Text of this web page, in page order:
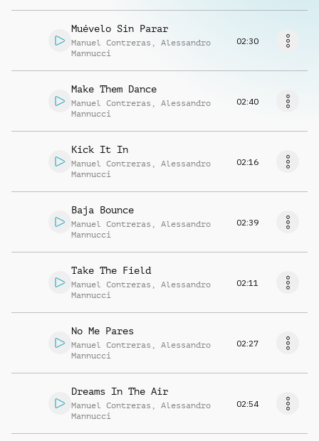
Muévelo Sin Parar
Manuel Contreras , Alessandro
Mannucci
02:30
Make Them Dance
Manuel Contreras , Alessandro
Mannucci
02:40
Kick It In
Manuel Contreras , Alessandro
Mannucci
02:16
Baja Bounce
Manuel Contreras , Alessandro
Mannucci
02:39
Take The Field
Manuel Contreras , Alessandro
Mannucci
02:11
No Me Pares
Manuel Contreras , Alessandro
Mannucci
02:27
Dreams In The Air
Manuel Contreras , Alessandro
Mannucci
02:54